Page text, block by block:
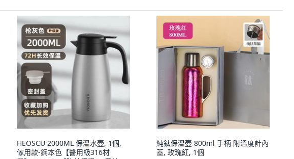
HEOSCU 2000ML 保溫水壺, 1個,
傢用款-鋼本色【醫用級316材
純鈦保溫壺 800ml 手柄 附溫度計內
蓋, 玫瑰紅, 1個